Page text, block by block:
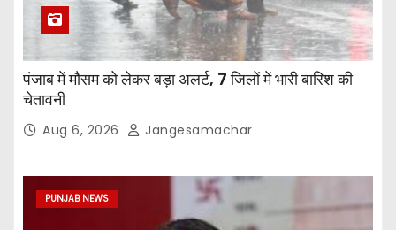
पंजाब में मौसम को लेकर बड़ा अलर्ट, 7 जिलों में भारी बारिश की
चेतावनी
Aug 6, 2026 Jangesamachar
PUNJAB NEWS